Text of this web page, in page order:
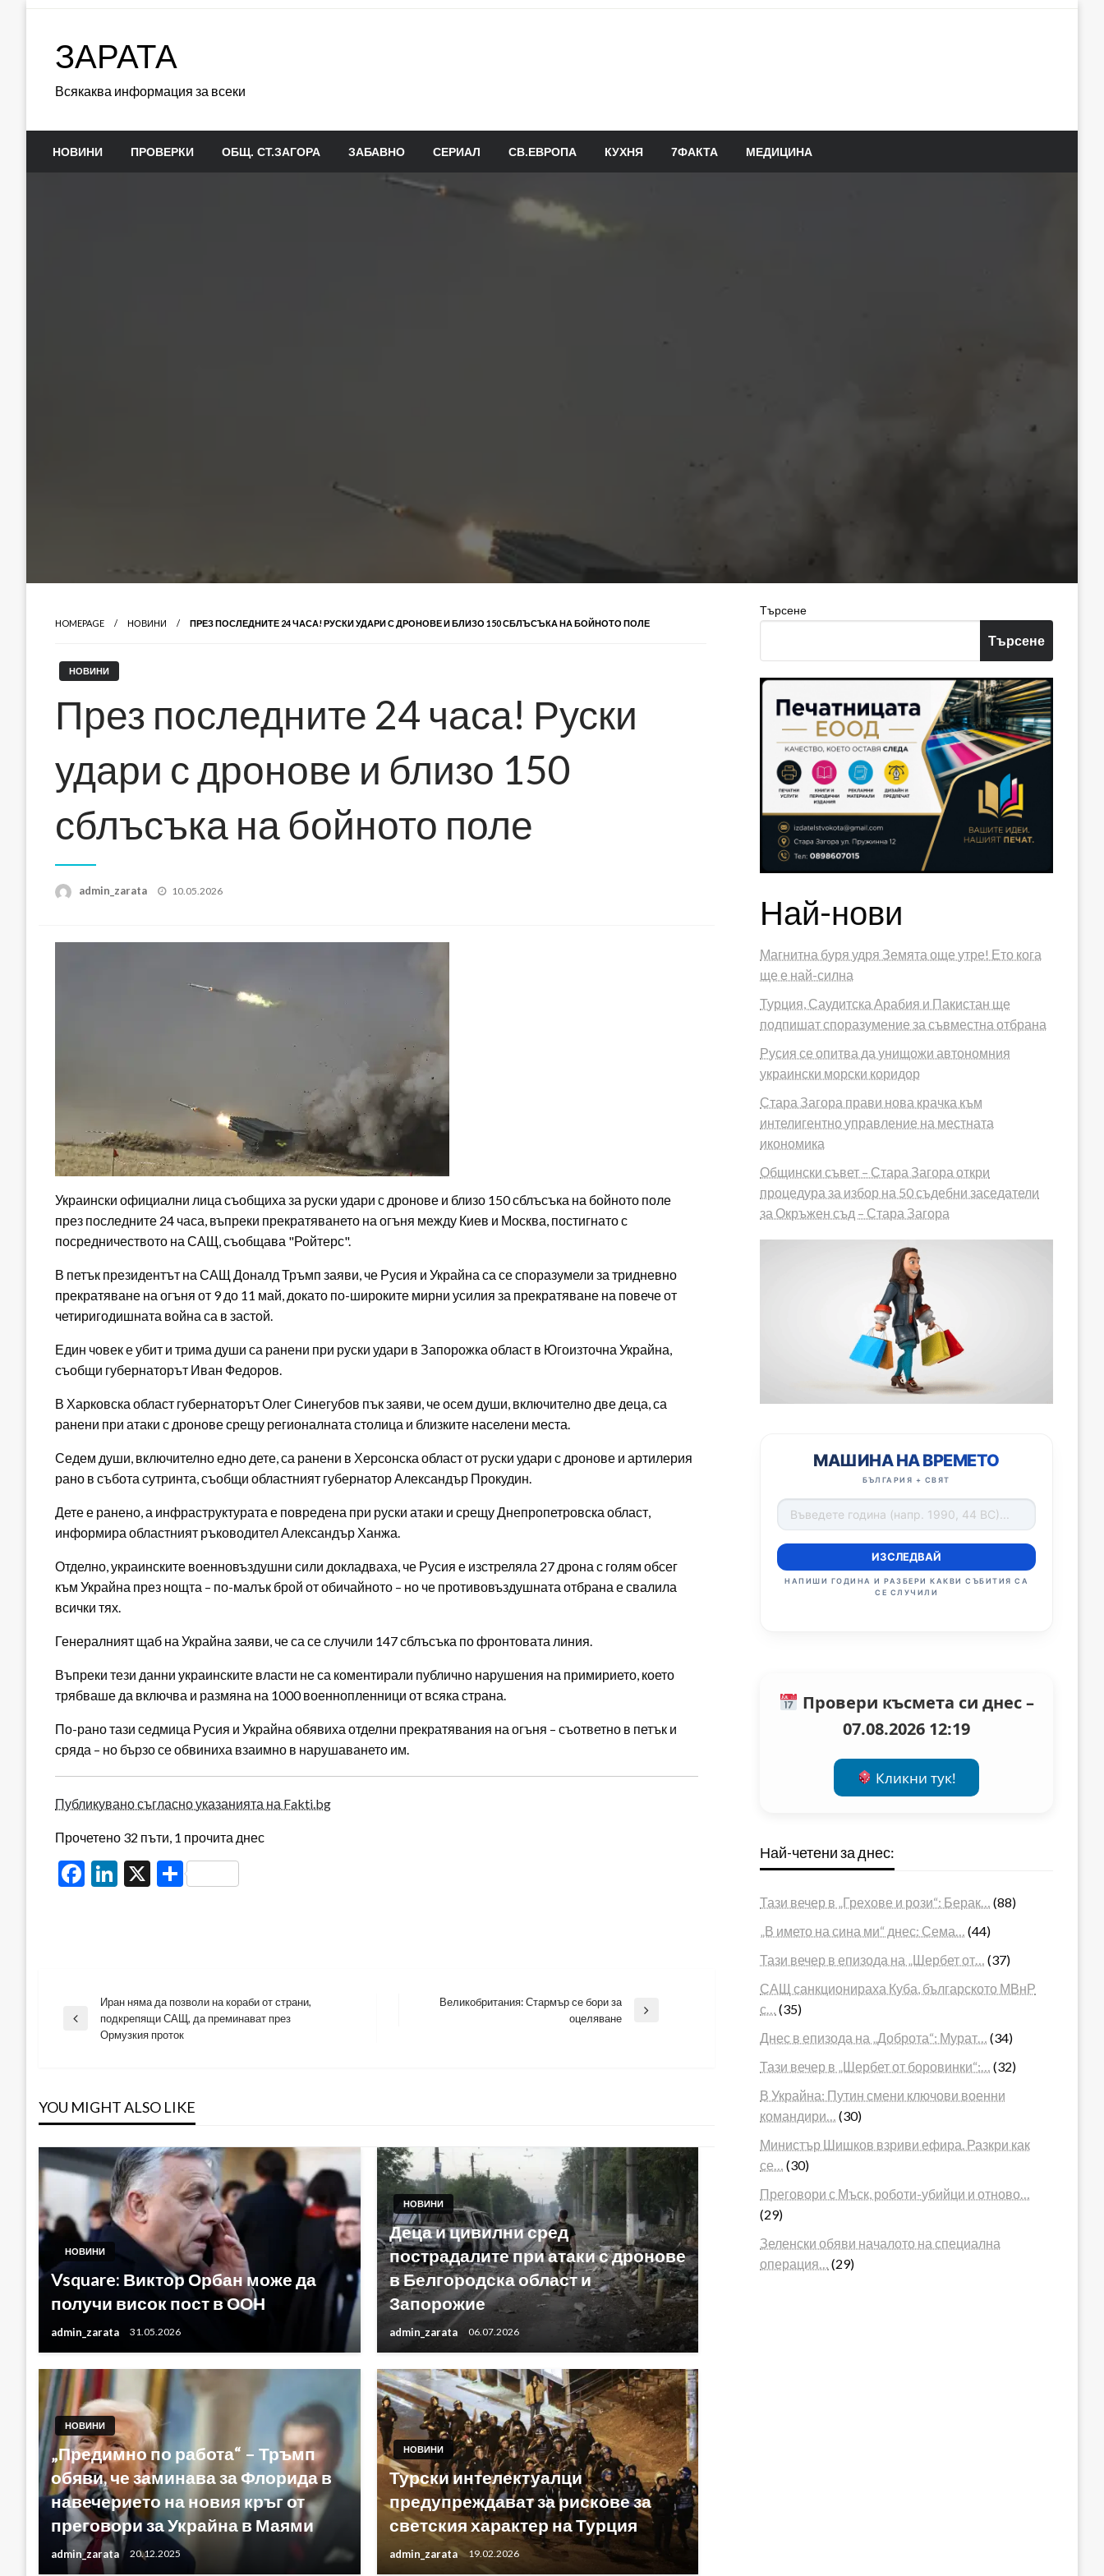
ЗАРАТА
Всякаква информация за всеки
НОВИНИ ПРОВЕРКИ ОБЩ. СТ.ЗАГОРА ЗАБАВНО СЕРИАЛ СВ.ЕВРОПА КУХНЯ 7ФАКТА МЕДИЦИНА
HOMEPAGE НОВИНИ ПРЕЗ ПОСЛЕДНИТЕ 24 ЧАСА! РУСКИ УДАРИ С ДРОНОВЕ И БЛИЗО 150 СБЛЪСЪКА НА БОЙНОТО ПОЛЕ
НОВИНИ
През последните 24 часа! Руски
удари с дронове и близо 150
сблъсъка на бойното поле
admin_zarata
Posted
10.05.2026
Украински официални лица съобщиха за руски удари с дронове и близо 150 сблъсъка на бойното поле
през последните 24 часа, въпреки прекратяването на огъня между Киев и Москва, постигнато с
посредничеството на САЩ, съобщава "Ройтерс".
В петък президентът на САЩ Доналд Тръмп заяви, че Русия и Украйна са се споразумели за тридневно
прекратяване на огъня от 9 до 11 май, докато по-широките мирни усилия за прекратяване на повече от
четиригодишната война са в застой.
Един човек е убит и трима души са ранени при руски удари в Запорожка област в Югоизточна Украйна,
съобщи губернаторът Иван Федоров.
В Харковска област губернаторът Олег Синегубов пък заяви, че осем души, включително две деца, са
ранени при атаки с дронове срещу регионалната столица и близките населени места.
Седем души, включително едно дете, са ранени в Херсонска област от руски удари с дронове и артилерия
рано в събота сутринта, съобщи областният губернатор Александър Прокудин.
Дете е ранено, а инфраструктурата е повредена при руски атаки и срещу Днепропетровска област,
информира областният ръководител Александър Ханжа.
Отделно, украинските военновъздушни сили докладваха, че Русия е изстреляла 27 дрона с голям обсег
към Украйна през нощта – по-малък брой от обичайното – но че противовъздушната отбрана е свалила
всички тях.
Генералният щаб на Украйна заяви, че са се случили 147 сблъсъка по фронтовата линия.
Въпреки тези данни украинските власти не са коментирали публично нарушения на примирието, което
трябваше да включва и размяна на 1000 военнопленници от всяка страна.
По-рано тази седмица Русия и Украйна обявиха отделни прекратявания на огъня – съответно в петък и
сряда – но бързо се обвиниха взаимно в нарушаването им.
Публикувано съгласно указанията на Fakti.bg
Прочетено 32 пъти, 1 прочита днес
Facebook
LinkedIn
X Share
Навигация
Previous
Иран няма да позволи на кораби от страни,
подкрепящи САЩ, да преминават през
Ормузкия проток
Великобритания: Стармър се бори за
оцеляване
YOU MIGHT ALSO LIKE
НОВИНИ
Vsquare: Виктор Орбан може да
получи висок пост в ООН
admin_zarata 31.05.2026
НОВИНИ
Деца и цивилни сред
пострадалите при атаки с дронове
в Белгородска област и
Запорожие
admin_zarata 06.07.2026
НОВИНИ
„Предимно по работа“ – Тръмп
обяви, че заминава за Флорида в
навечерието на новия кръг от
преговори за Украйна в Маями
admin_zarata 20.12.2025
НОВИНИ
Турски интелектуалци
предупреждават за рискове за
светския характер на Турция
admin_zarata 19.02.2026
Търсене
Търсене
Най-нови
Магнитна буря удря Земята още утре! Ето кога
ще е най-силна
Турция, Саудитска Арабия и Пакистан ще
подпишат споразумение за съвместна отбрана
Русия се опитва да унищожи автономния
украински морски коридор
Стара Загора прави нова крачка към
интелигентно управление на местната
икономика
Общински съвет – Стара Загора откри
процедура за избор на 50 съдебни заседатели
за Окръжен съд – Стара Загора
МАШИНА НА ВРЕМЕТО
БЪЛГАРИЯ + СВЯТ
ИЗСЛЕДВАЙ
НАПИШИ ГОДИНА И РАЗБЕРИ КАКВИ СЪБИТИЯ СА
СЕ СЛУЧИЛИ
Провери късмета си днес –
07.08.2026 12:19
Кликни тук!
Най-четени за днес:
Тази вечер в „Грехове и рози“: Берак…
(88)
„В името на сина ми“ днес: Сема…
(44)
Тази вечер в епизода на „Шербет от…
(37)
САЩ санкционираха Куба, българското МВнР
с…
(35)
Днес в епизода на „Доброта“: Мурат…
(34)
Тази вечер в „Шербет от боровинки“:…
(32)
В Украйна: Путин смени ключови военни
командири…
(30)
Министър Шишков взриви ефира. Разкри как
се…
(30)
Преговори с Мъск, роботи-убийци и отново…
(29)
Зеленски обяви началото на специална
операция…
(29)